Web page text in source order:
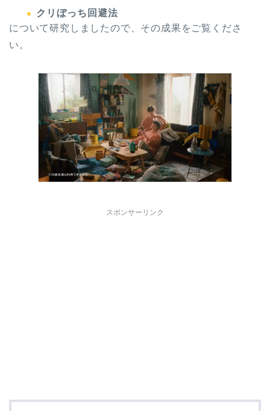
クリぼっち回避法
について研究しましたので、その成果をご覧くださ
い。
スポンサーリンク